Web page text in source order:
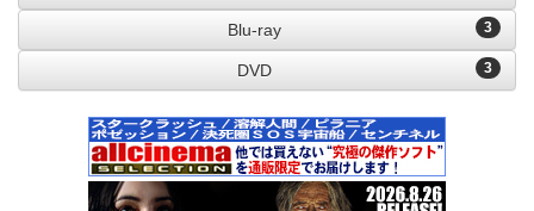
3
Blu-ray
3
DVD